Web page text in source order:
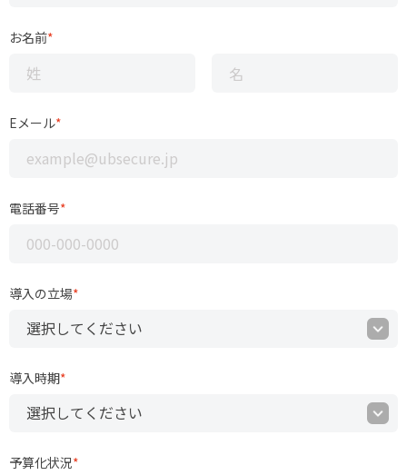
お名前*
Eメール*
電話番号*
導入の立場*
導入時期*
予算化状況*